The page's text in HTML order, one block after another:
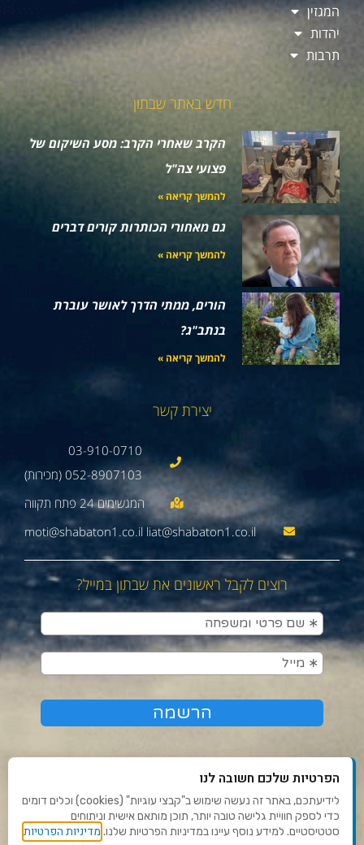
המגזין
יהדות
תרבות
חדש באתר שבתון
הקרב שאחרי הקרב: מסע השיקום של
פצועי צה"ל
להמשך קריאה »
גם מאחורי הכותרות קורים דברים
להמשך קריאה »
הורים, ממתי הדרך לאושר עוברת
בנתב"ג?
להמשך קריאה »
יצירת קשר
03-910-0710
052-8907103 (מכירות)
moti@shabaton1.co.il liat@shabaton1.co.il
רוצים לקבל ראשונים את שבתון במייל?
תנאי שימוש ומדיניות פרטיות
הפרטיות שלכם חשובה לנו
לידיעתכם, באתר זה נעשה שימוש ב"קבצי עוגיות" (cookies) וכלים דומים
כדי לספק חוויית גלישה טובה יותר, תוכן מותאם אישית וניתוחים
סטטיסטיים. למידע נוסף עיינו במדיניות הפרטיות שלנו. מדיניות הפרטיות